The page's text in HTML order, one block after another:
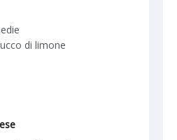
di limone